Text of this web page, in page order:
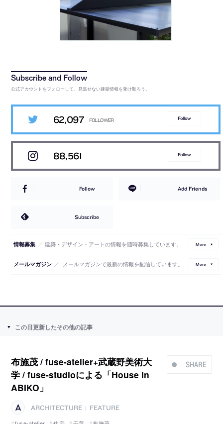
公式アカウントをフォローして、見逃せない建築情報を受け取ろう。
62,097 Follow
88,561 Follow
Follow Add Friends
Subscribe
情報募集 ／ 建築・デザイン・アートの情報を随時募集しています。 More
メールマガジン ／ メールマガジンで最新の情報を配信しています。 More
この日更新したその他の記事
SHARE
布施茂 / fuse-atelier+武蔵野美術大
学 / fuse-studioによる「House in
ABIKO」
ARCHITECTURE
FEATURE